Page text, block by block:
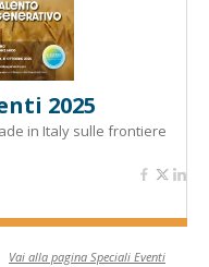
2025
in Italy sulle frontiere
Vai alla pagina Speciali Eventi